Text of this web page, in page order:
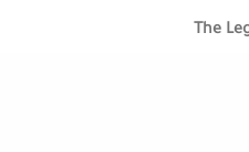
The